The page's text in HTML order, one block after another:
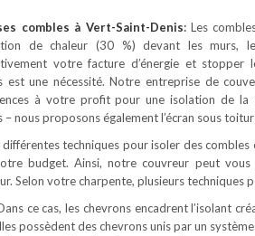
combles à Vert-Saint-Denis:Les
de chaleur (30 %) devant les murs,
votre facture d’énergie et stopper
est une nécessité. Notre entreprise de
à votre profit pour une isolation de
– nous proposons également l’écran sous
différentes techniques pour isoler des
budget. Ainsi, notre couvreur peut
Selon votre charpente, plusieurs techniques
ce cas, les chevrons encadrent l’isolant
possèdent des chevrons unis par un